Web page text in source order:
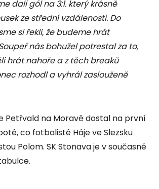
dali gól na 3:1. který krásně
ze střední vzdálenosti. Do
si řekli, že budeme hrát
nás bohužel potrestal za to,
hrát nahoře a z těch breaků
rozhodl a vyhrál zaslouženě
Petřvald na Moravě dostal na první
co fotbalisté Háje ve Slezsku
Polom. SK Stonava je v současné